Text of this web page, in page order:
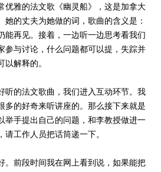
雅的法文歌《幽灵船》，这是加拿大
她的丈夫为她做的词，歌曲的含义是：
能再见。接着，一边听一边思考看我们
参与讨论，什么问题都可以提，失踪并
解释的。
的法文歌曲，我们进入互动环节。我
多的好奇来听讲座的。那么接下来就是
举手提出自己的问题，和李教授做进一
工作人员把话筒递一下。
前段时间我在网上看到说，如果能把